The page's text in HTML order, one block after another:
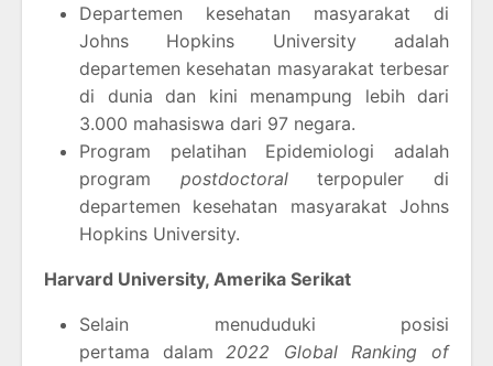
Departemen kesehatan masyarakat di
Johns Hopkins University adalah
departemen kesehatan masyarakat terbesar
di dunia dan kini menampung lebih dari
3.000 mahasiswa dari 97 negara.
Program pelatihan Epidemiologi adalah
program postdoctoralterpopuler di
departemen kesehatan masyarakat Johns
Hopkins University.
Harvard University, Amerika Serikat
Selain menududuki posisi
pertama
dalam
2022 Global Ranking of